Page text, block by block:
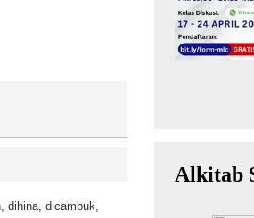
dihina, dicambuk,